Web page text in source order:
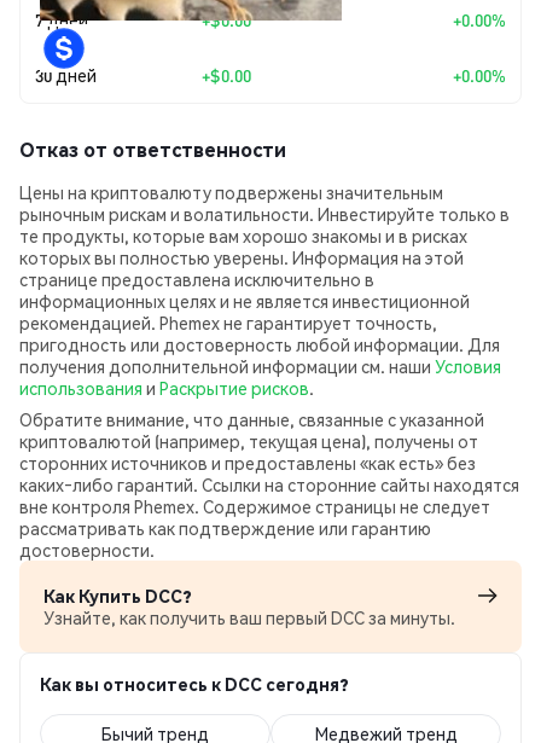
7 дней +$0.00 +0.00%
30 дней +$0.00 +0.00%
Отказ от ответственности
Цены на криптовалюту подвержены значительным
рыночным рискам и волатильности. Инвестируйте только в
те продукты, которые вам хорошо знакомы и в рисках
которых вы полностью уверены. Информация на этой
странице предоставлена исключительно в
информационных целях и не является инвестиционной
рекомендацией. Phemex не гарантирует точность,
пригодность или достоверность любой информации. Для
получения дополнительной информации см. наши Условия
использования и Раскрытие рисков.
Обратите внимание, что данные, связанные с указанной
криптовалютой (например, текущая цена), получены от
сторонних источников и предоставлены «как есть» без
каких‑либо гарантий. Ссылки на сторонние сайты находятся
вне контроля Phemex. Содержимое страницы не следует
рассматривать как подтверждение или гарантию
достоверности.
Как Купить DCC?
Узнайте, как получить ваш первый DCC за минуты.
Как вы относитесь к DCC сегодня?
Бычий тренд Медвежий тренд